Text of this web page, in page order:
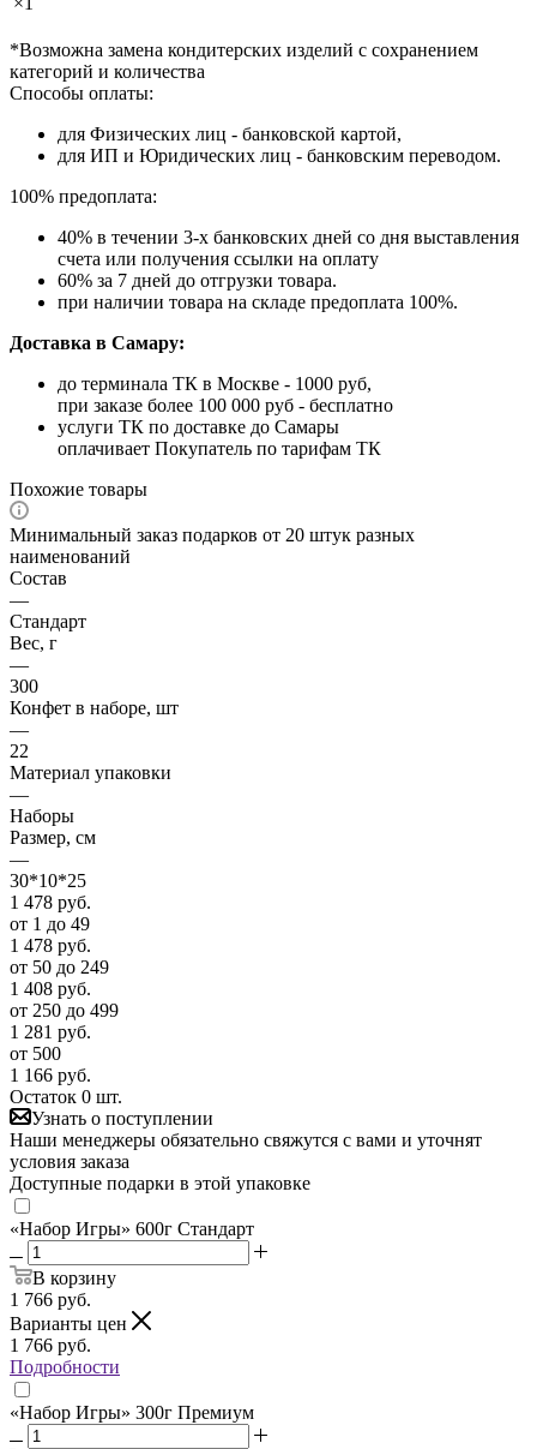
*Возможна замена кондитерских изделий с сохранением
категорий и количества
Способы оплаты:
для Физических лиц - банковской картой,
для ИП и Юридических лиц - банковским переводом.
100% предоплата:
40% в течении 3-х банковских дней со дня выставления
счета или получения ссылки на оплату
60% за 7 дней до отгрузки товара.
при наличии товара на складе предоплата 100%.
Доставка в Самару:
до терминала ТК в Москве - 1000 руб,
при заказе более 100 000 руб - бесплатно
услуги ТК по доставке до Самары
оплачивает Покупатель по тарифам ТК
Похожие товары
Минимальный заказ подарков от 20 штук разных
наименований
Состав
—
Стандарт
Вес, г
—
300
Конфет в наборе, шт
—
22
Материал упаковки
—
Наборы
Размер, см
—
30*10*25
1 478 руб.
от 1 до 49
1 478 руб.
от 50 до 249
1 408 руб.
от 250 до 499
1 281 руб.
от 500
1 166 руб.
Остаток 0 шт.
Узнать о поступлении
Наши менеджеры обязательно свяжутся с вами и уточнят
условия заказа
Доступные подарки в этой упаковке
«Набор Игры» 600г Стандарт
В корзину
1 766 руб.
Варианты цен
1 766 руб.
Подробности
«Набор Игры» 300г Премиум